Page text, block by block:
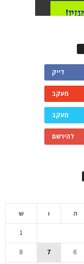
לייק
מעקב
מעקב
להירשם
ה ו ש
1
6
7
8